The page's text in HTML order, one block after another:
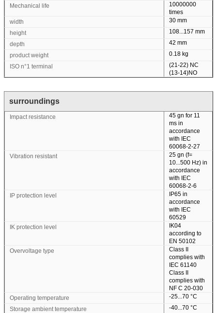
আমরা শীঘ্রই আপনাকে আবার কল করব!
Mechanical life
10000000
times
width
30 mm
height
108...157 mm
depth
42 mm
product weight
0.18 kg
ISO n°1 terminal
(21-22) NC
(13-14)NO
surroundings
Impact resistance
45 gn for 11
ms in
accordance
with IEC
60068-2-27
Vibration resistant
25 gn (f=
10...500 Hz) in
accordance
with IEC
60068-2-6
IP protection level
IP65 in
accordance
with IEC
60529
IK protection level
IK04
according to
EN 50102
Overvoltage type
Class II
complies with
IEC 61140
Class II
complies with
NF C 20-030
Operating temperature
-25...70 °C
Storage ambient temperature
-40...70 °C